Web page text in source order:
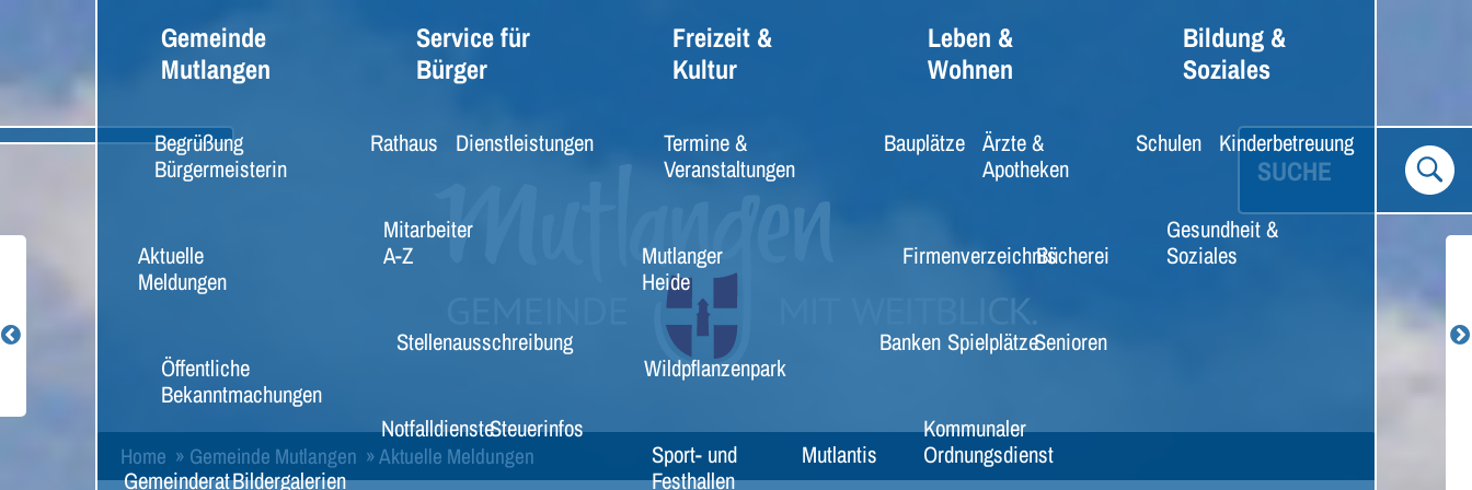
SUCHE
Gemeinde
Mutlangen
Begrüßung
Bürgermeisterin
Aktuelle
Meldungen
Öffentliche
Bekanntmachungen
GemeinderatBildergalerien
Service für
Bürger
Rathaus Dienstleistungen
Mitarbeiter
A-Z
Stellenausschreibung
NotfalldiensteSteuerinfos
Freizeit &
Kultur
Termine &
Veranstaltungen
Mutlanger
Heide
Wildpflanzenpark
Sport- und
Festhallen
Mutlantis
Leben &
Wohnen
Bauplätze Ärzte &
Apotheken
FirmenverzeichnisBücherei
Banken SpielplätzeSenioren
Kommunaler
Ordnungsdienst
Bildung &
Soziales
Schulen Kinderbetreuung
Gesundheit &
Soziales
Home » Gemeinde Mutlangen »Aktuelle Meldungen